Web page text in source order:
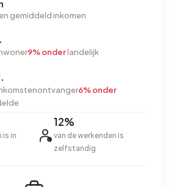
gemiddeld inkomen
9% onderlandelijk
6% onder
is in
12%
van de werkenden is
zelfstandig